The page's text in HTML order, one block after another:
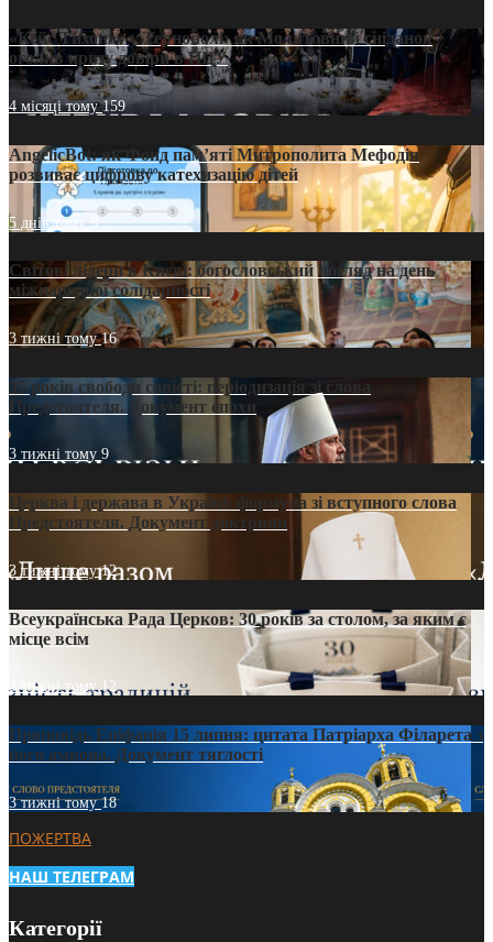
«Кейс Тихона» у Тернополі: як Молитовний сніданок
оголив кризу довіри в ПЦУ
4 місяці тому159
AngelicBot: як Фонд пам’яті Митрополита Мефодія
розвиває цифрову катехизацію дітей
5 днів тому9
Світові лідери в Києві: богословський погляд на день
міжнародної солідарності
3 тижні тому16
35 років свободи совісті: періодизація зі слова
Предстоятеля. Документ епохи
3 тижні тому 9
Церква і держава в Україні: формула зі вступного слова
Предстоятеля. Документ доктрини
3 тижні тому12
Всеукраїнська Рада Церков: 30 років за столом, за яким є
місце всім
3 тижні тому12
Проповідь Епіфанія 15 липня: цитата Патріарха Філарета з
його амвона. Документ тяглості
3 тижні тому18
ПОЖЕРТВА
НАШ ТЕЛЕГРАМ
Категорії